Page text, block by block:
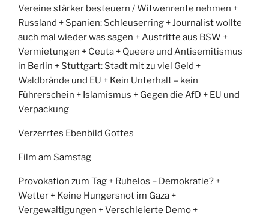
Vereine stärker besteuern / Witwenrente nehmen +
Russland + Spanien: Schleuserring + Journalist wollte
auch mal wieder was sagen + Austritte aus BSW +
Vermietungen + Ceuta + Queere und Antisemitismus
in Berlin + Stuttgart: Stadt mit zu viel Geld +
Waldbrände und EU + Kein Unterhalt – kein
Führerschein + Islamismus + Gegen die AfD + EU und
Verpackung
Verzerrtes Ebenbild Gottes
Film am Samstag
Provokation zum Tag + Ruhelos – Demokratie? +
Wetter + Keine Hungersnot im Gaza +
Vergewaltigungen + Verschleierte Demo +